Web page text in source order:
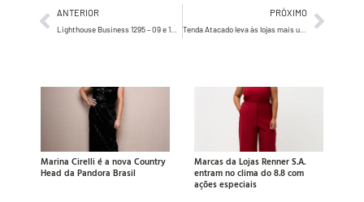
ANTERIOR
Lighthouse Business 1295 – 09 e 10 de julho de 2024
PRÓXIMO
Tenda Atacado leva às lojas mais uma inovação de retail media
Marina Cirelli é a nova Country
Head da Pandora Brasil
Marcas da Lojas Renner S.A.
entram no clima do 8.8 com
ações especiais